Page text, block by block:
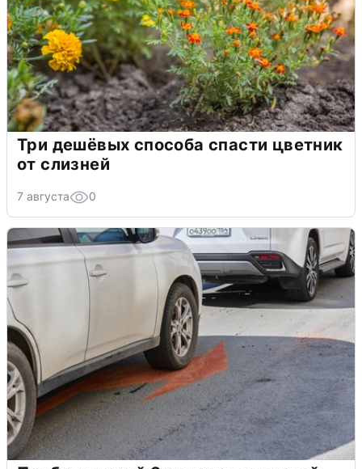
Три дешёвых способа спасти цветник
от слизней
7 августа 0